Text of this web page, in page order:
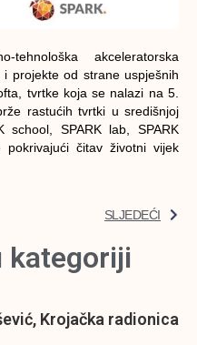
akceleratorska
projekte od strane uspješnih
tvrtke koja se nalazi na 5.
rastućih tvrtki u središnjoj
school, SPARK lab, SPARK
čitav životni vijek
SLJEDEĆI
kategoriji
Krojačka radionica